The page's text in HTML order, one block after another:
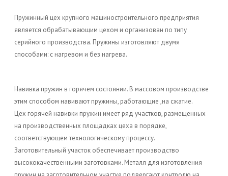
Пружинный цех крупного машиностроительного предприятия
является обрабатывающим цехом и организован по типу
серийного производства. Пружины изготовляют двумя
способами: с нагревом и без нагрева.
Навивка пружин в горячем состоянии. В массовом производстве
этим способом навивают пружины, работающие ,на сжатие.
Цех горячей навивки пружин имеет ряд участков, размещенных
на производственных площадках цеха в порядке,
соответствующем технологическому процессу.
Заготовительный участок обеспечивает производство
высококачественными заготовками. Металл для изготовления